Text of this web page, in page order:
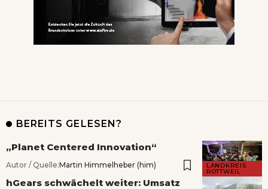
BEREITS GELESEN?
LANDKREIS
ROTTWEIL
„Planet Centered Innovation“
Autor / Quelle:Martin Himmelheber (him)
hGears schwächelt weiter: Umsatz